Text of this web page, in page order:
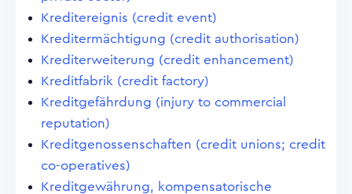
Kreditereignis (credit event)
Kreditermächtigung (credit authorisation)
Krediterweiterung (credit enhancement)
Kreditfabrik (credit factory)
Kreditgefährdung (injury to commercial
reputation)
Kreditgenossenschaften (credit unions; credit
co-operatives)
Kreditgewährung, kompensatorische